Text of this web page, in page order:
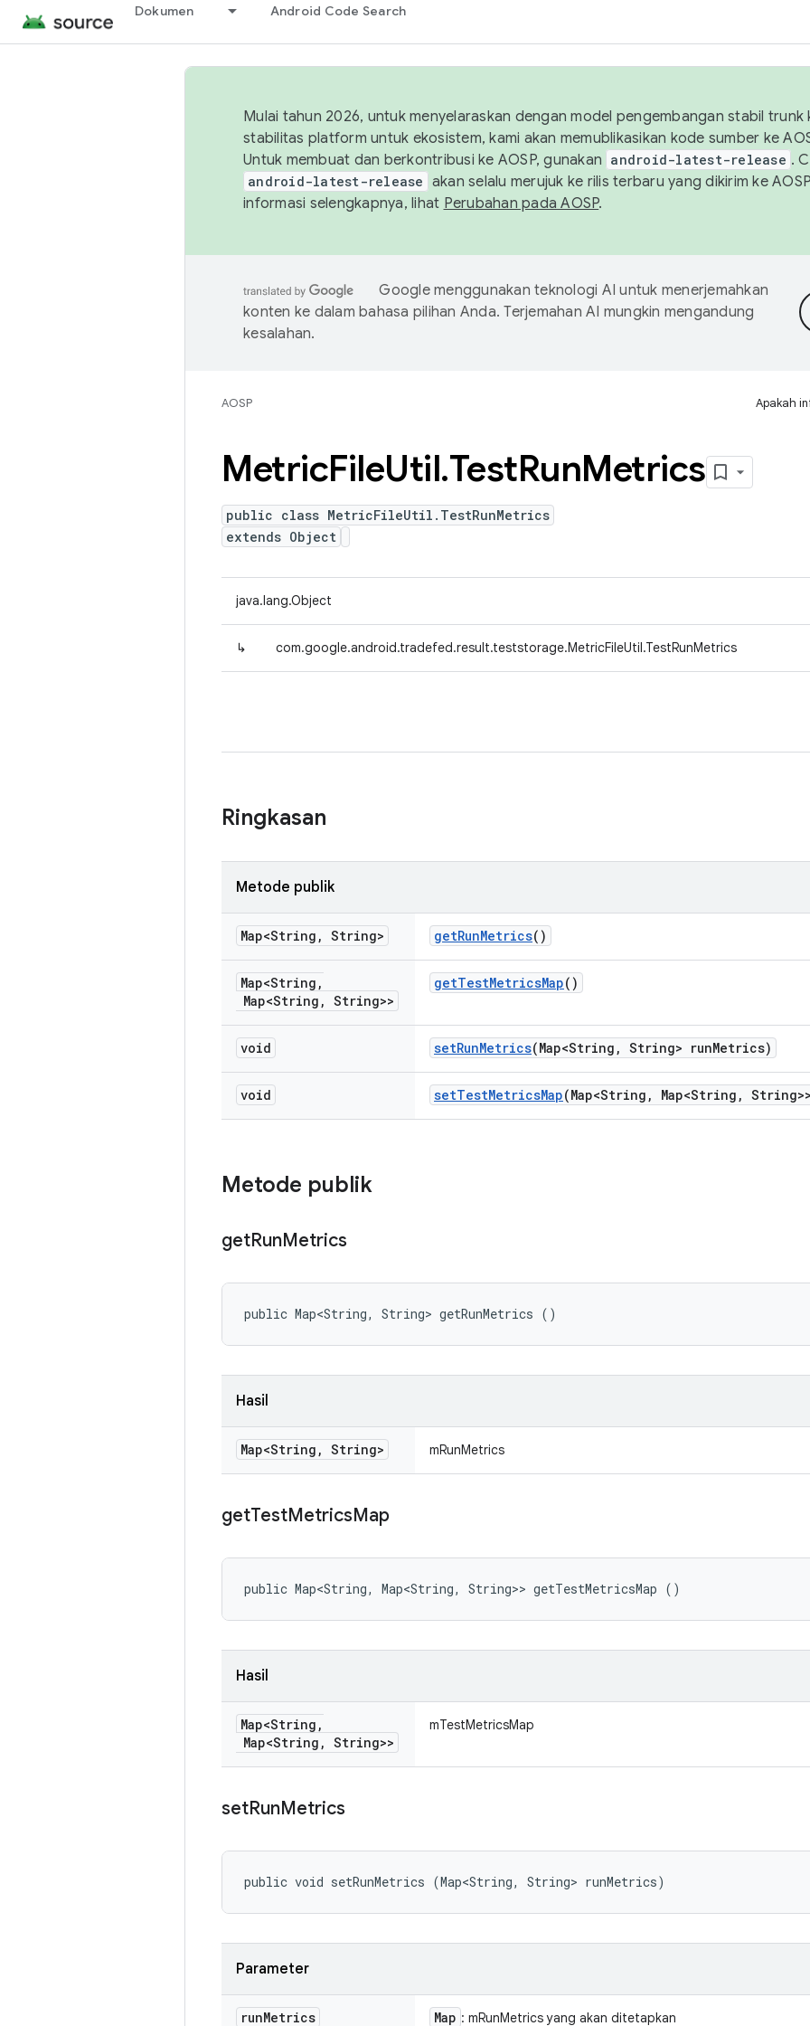
Dokumen Android Code Search
Mulai tahun 2026, untuk menyelaraskan dengan model pengembangan stabil trunk
stabilitas platform untuk ekosistem, kami akan memublikasikan kode sumber ke
Untuk membuat dan berkontribusi ke AOSP, gunakan android-latest-release .
android-latest-release akan selalu merujuk ke rilis terbaru yang dikirim ke
informasi selengkapnya, lihat Perubahan pada AOSP.
Google menggunakan teknologi AI untuk menerjemahkan
konten ke dalam bahasa pilihan Anda. Terjemahan AI mungkin mengandung
kesalahan.
AOSP Apakah
MetricFileUtil.TestRunMetrics
public class MetricFileUtil.TestRunMetrics
extends Object
java.lang.Object
↳ com.google.android.tradefed.result.teststorage.MetricFileUtil.TestRunMetrics
Ringkasan
Metode publik
Map<String , String> getRunMetrics()
Map<String ,
Map<String , String>>
getTestMetricsMap()
void setRunMetrics(Map<String , String> runMetrics)
void setTestMetricsMap(Map<String , Map<String ,
Metode publik
getRunMetrics
public Map<String, String> getRunMetrics ()
Hasil
Map<String , String> mRunMetrics
getTestMetricsMap
public Map<String, Map<String, String>> getTestMetricsMap ()
Hasil
Map<String ,
Map<String , String>>
mTestMetricsMap
setRunMetrics
public void setRunMetrics (Map<String, String> runMetrics)
Parameter
runMetrics Map : mRunMetrics yang akan ditetapkan